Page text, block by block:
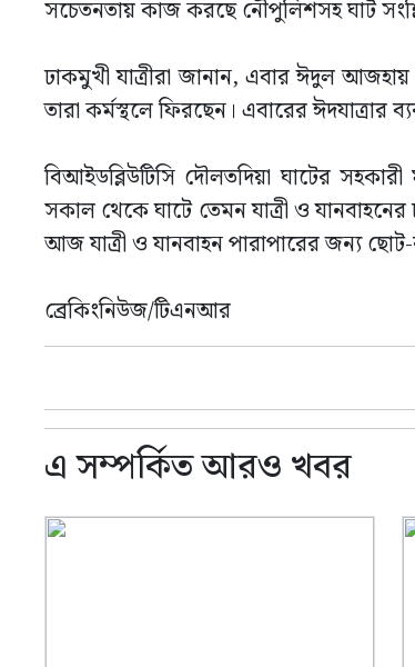
সচেতনতায় কাজ করছে নৌপুলিশসহ ঘাট
ঢাকমুখী যাত্রীরা জানান, এবার ঈদুল
তারা কর্মস্থলে ফিরছেন। এবারের ঈদযাত্রার
বিআইড‌ব্লিউটি‌সি দৌলত‌দিয়া ঘাটের
সকাল থেকে ঘাটে তেমন যাত্রী ও
আজ যাত্রী ও যানবাহন পারাপারের জন্য
ব্রেকিংনিউজ/টিএনআর
এ সম্পর্কিত আরও খবর